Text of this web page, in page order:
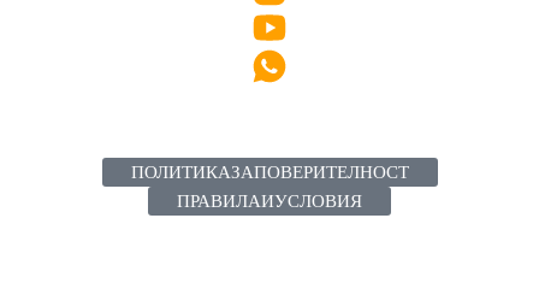
ПОЛИТИКА ЗА ПОВЕРИТЕЛНОСТ
ПРАВИЛА И УСЛОВИЯ